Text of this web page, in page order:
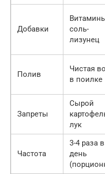
Добавки
соль-
лизунец
Полив
Чистая
в поилке
Запреты
Сырой
лук
Частота
3-4 раза в
день